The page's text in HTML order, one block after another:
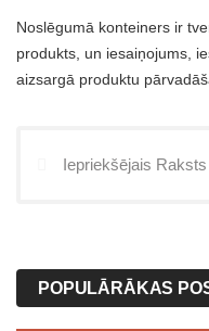
Noslēgumā konteiners ir
produkts, un iesaiņojums,
aizsargā produktu
Iepriekšējais Raksts
POPULĀRĀKAS